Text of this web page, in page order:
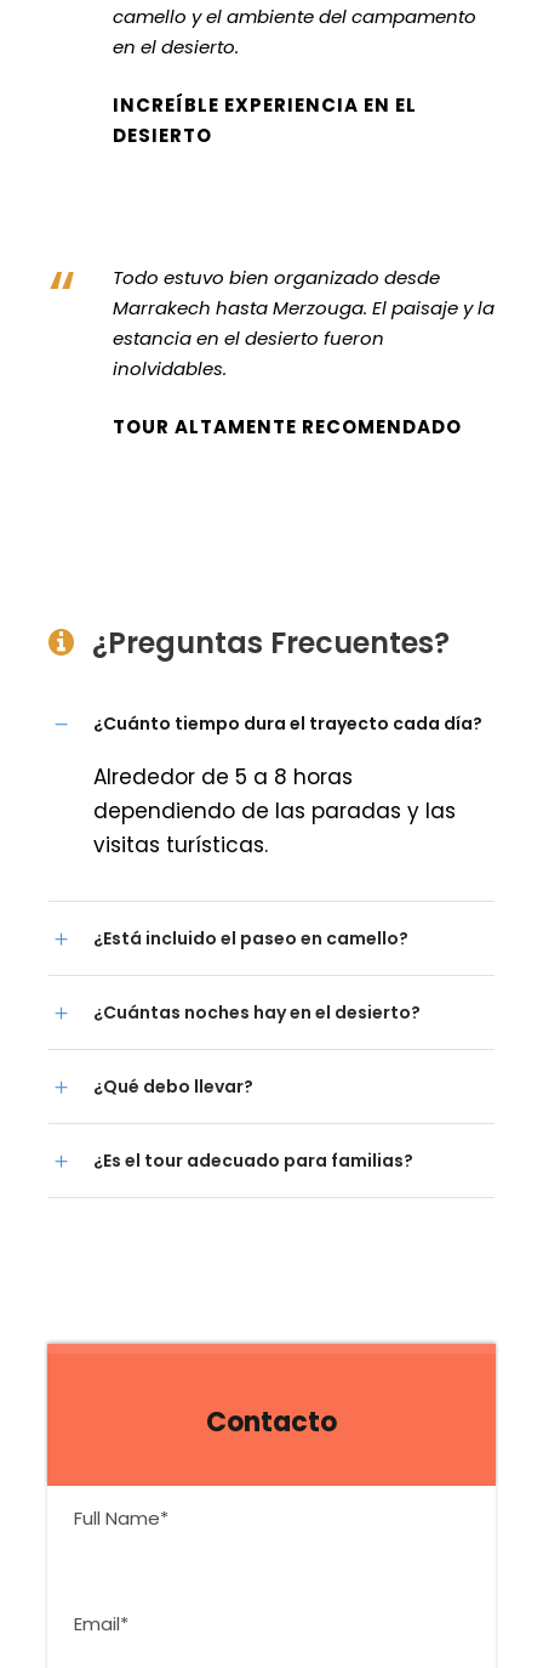
Contacto
camello y el ambiente del campamento
en el desierto.
INCREÍBLE EXPERIENCIA EN EL
DESIERTO
“
Todo estuvo bien organizado desde
Marrakech hasta Merzouga. El paisaje y la
estancia en el desierto fueron
inolvidables.
TOUR ALTAMENTE RECOMENDADO
¿Preguntas Frecuentes?
¿Cuánto tiempo dura el trayecto cada día?
Alrededor de 5 a 8 horas
dependiendo de las paradas y las
visitas turísticas.
¿Está incluido el paseo en camello?
¿Cuántas noches hay en el desierto?
¿Qué debo llevar?
¿Es el tour adecuado para familias?